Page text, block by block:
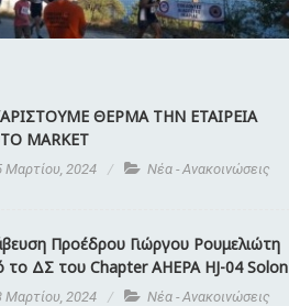
ΘΕΡΜΑ ΤΗΝ ΕΤΑΙΡΕΙΑ
MARKET
Μαρτίου, 2024 Νέα - Ανακοινώσεις
Προέδρου Γιώργου Ρουμελιώτη
το ΔΣ του Chapter AHEPA HJ-04 Solon
Μαρτίου, 2024 Νέα - Ανακοινώσεις